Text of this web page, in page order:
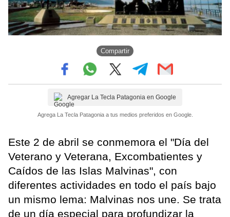
Compartir
Agregar La Tecla Patagonia en Google
Agrega La Tecla Patagonia a tus medios preferidos en Google.
Este 2 de abril se conmemora el "Día del
Veterano y Veterana, Excombatientes y
Caídos de las Islas Malvinas", con
diferentes actividades en todo el país bajo
un mismo lema: Malvinas nos une. Se trata
de un día especial para profundizar la